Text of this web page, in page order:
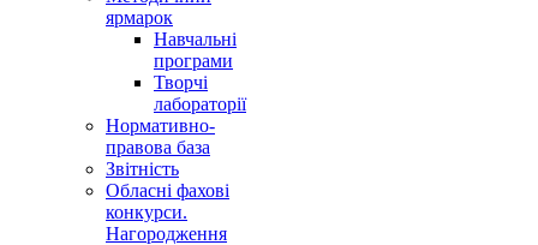
ярмарок
Навчальні
програми
Творчі
лабораторії
Нормативно-
правова база
Звітність
Обласні фахові
конкурси.
Нагородження